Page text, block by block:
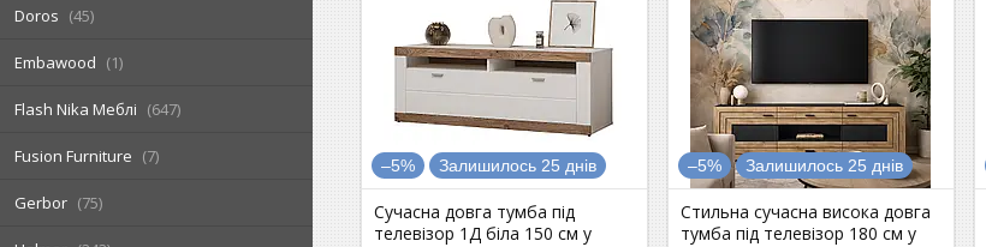
Doros 45
Embawood 1
Flash Nika Меблі 647
Fusion Furniture 7
Gerbor 75
–5% Залишилось 25 днів
Сучасна довга тумба під
телевізор 1Д біла 150 см у
–5% Залишилось 25 днів
Стильна сучасна висока довга
тумба під телевізор 180 см у